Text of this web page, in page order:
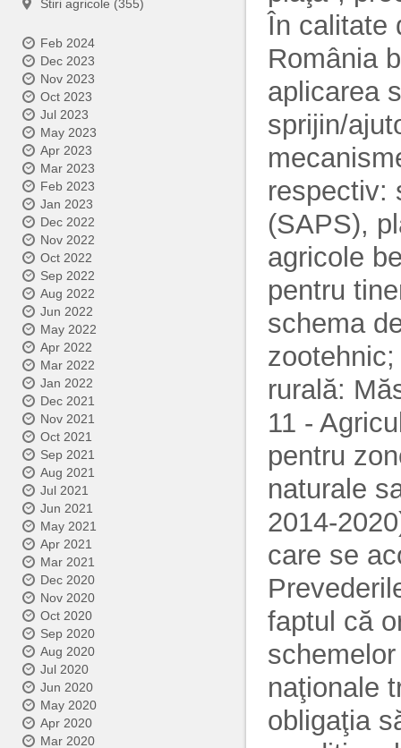
Stiri agricole (355)
Feb 2024
Dec 2023
Nov 2023
Oct 2023
Jul 2023
May 2023
Apr 2023
Mar 2023
Feb 2023
Jan 2023
Dec 2022
Nov 2022
Oct 2022
Sep 2022
Aug 2022
Jun 2022
May 2022
Apr 2022
Mar 2022
Jan 2022
Dec 2021
Nov 2021
Oct 2021
Sep 2021
Aug 2021
Jul 2021
Jun 2021
May 2021
Apr 2021
Mar 2021
Dec 2020
Nov 2020
Oct 2020
Sep 2020
Aug 2020
Jul 2020
Jun 2020
May 2020
Apr 2020
Mar 2020
În calitate
România
aplicarea
sprijin/
respectiv:
(SAPS),
agricole
pentru
schema
rurală:
11 -
pentru
naturale
2014-
care se
faptul că
naţionale
obligaţia